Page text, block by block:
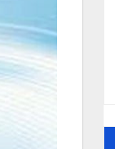
When we meet